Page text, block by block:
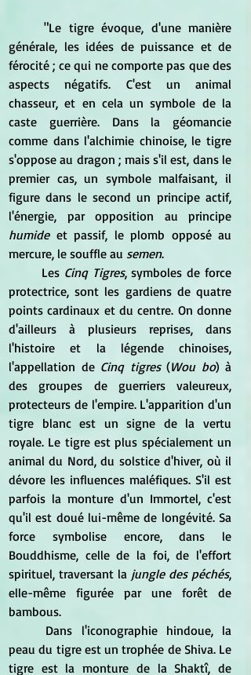
	"Le tigre évoque, d'une manière
générale, les idées de puissance et de
férocité ; ce qui ne comporte pas que des
aspects négatifs. C'est un animal
chasseur, et en cela un symbole de la
caste guerrière. Dans la géomancie
comme dans l'alchimie chinoise, le tigre
s'oppose au dragon ; mais s'il est, dans le
premier cas, un symbole malfaisant, il
figure dans le second un principe actif,
humide et passif, le plomb opposé au
mercure, le souffle au semen.
	Les
Cinq Tigres, symboles de force
protectrice, sont les gardiens de quatre
points cardinaux et du centre. On donne
d'ailleurs à plusieurs reprises, dans
l'histoire et la légende chinoises,
l'appellation de Cinq tigres (Wou bo) à
des groupes de guerriers valeureux,
protecteurs de l'empire. L'apparition d'un
tigre blanc est un signe de la vertu
royale. Le tigre est plus spécialement un
animal du Nord, du solstice d'hiver, où il
dévore les influences maléfiques. S'il est
parfois la monture d'un Immortel, c'est
qu'il est doué lui-même de longévité. Sa
force symbolise encore, dans le
Bouddhisme, celle de la foi, de l'effort
spirituel, traversant la jungle des péchés,
elle-même figurée par une forêt de
bambous.
peau du tigre est un trophée de Shiva. Le
tigre est la monture de la Shaktî, de